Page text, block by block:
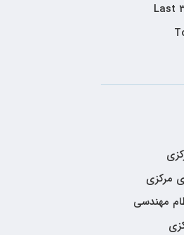
Last
مرکزی
مهندسی